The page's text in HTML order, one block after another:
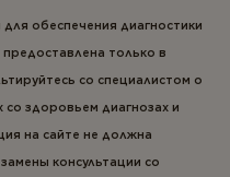
обеспечения диагностики
только в
со специалистом о
здоровьем диагнозах и
на сайте не должна
консультации со